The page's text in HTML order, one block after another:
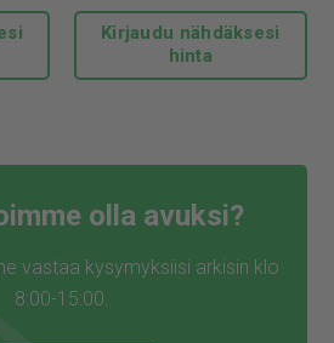
Kirjaudu nähdäksesi
hinta
olla avuksi?
vastaa kysymyksiisi arkisin klo
8:00-15:00.